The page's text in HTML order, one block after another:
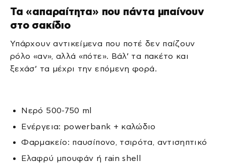
Τα «απαραίτητα» που πάντα μπαίνουν
στο σακίδιο
Υπάρχουν αντικείμενα που ποτέ δεν παίζουν
ρόλο «αν», αλλά «πότε». Βάλ’ τα πακέτο και
ξεχάσ’ τα μέχρι την επόμενη φορά.
Νερό 500-750 ml
Ενέργεια: powerbank + καλώδιο
Φαρμακείο: παυσίπονο, τσιρότα, αντισηπτικό
Ελαφρύ μπουφάν ή rain shell